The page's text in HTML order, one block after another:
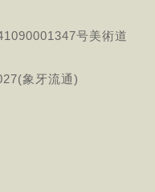
号美術道
象牙流通)